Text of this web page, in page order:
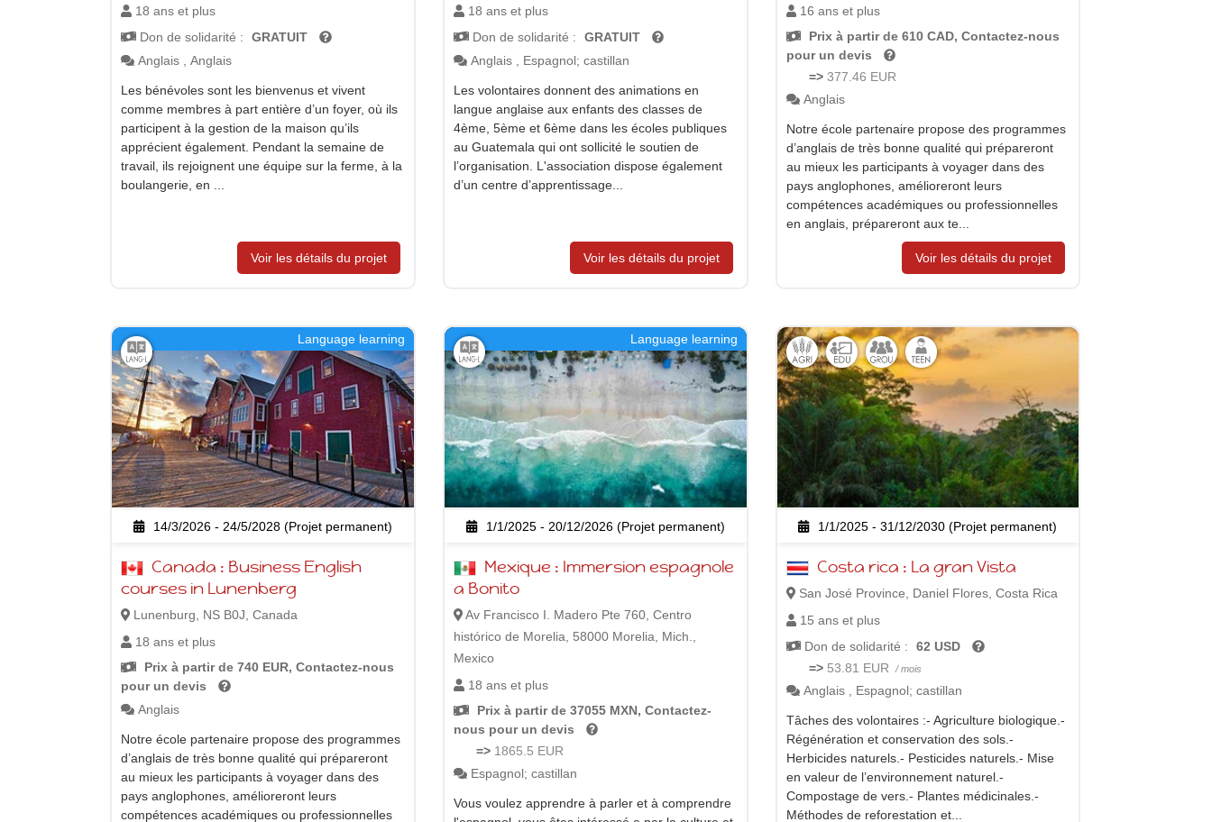
18 ans et plus
Don de solidarité :
GRATUIT
Anglais ,Anglais
Les bénévoles sont les bienvenus et vivent
comme membres à part entière d’un foyer, où ils
participent à la gestion de la maison qu’ils
apprécient également. Pendant la semaine de
travail, ils rejoignent une équipe sur la ferme, à la
boulangerie, en ...
Voir les détails du projet
18 ans et plus
Don de solidarité :
GRATUIT
Anglais , Espagnol; castillan
Les volontaires donnent des animations en
langue anglaise aux enfants des classes de
4ème, 5ème et 6ème dans les écoles publiques
au Guatemala qui ont sollicité le soutien de
l’organisation. L'association dispose également
d’un centre d’apprentissage...
Voir les détails du projet
16 ans et plus
Prix à partir de 610 CAD, Contactez-nous
pour un devis
=> 377.46 EUR
Anglais
Notre école partenaire propose des programmes
d’anglais de très bonne qualité qui prépareront
au mieux les participants à voyager dans des
pays anglophones, amélioreront leurs
compétences académiques ou professionnelles
en anglais, prépareront aux te...
Voir les détails du projet
Language learning
14/3/2026 - 24/5/2028 (Projet permanent)
Canada : Business English
courses in Lunenberg
Lunenburg, NS B0J, Canada
18 ans et plus
Prix à partir de 740 EUR, Contactez-nous
pour un devis
Anglais
Notre école partenaire propose des programmes
d’anglais de très bonne qualité qui prépareront
au mieux les participants à voyager dans des
pays anglophones, amélioreront leurs
compétences académiques ou professionnelles
Language learning
1/1/2025 - 20/12/2026 (Projet permanent)
a Bonito
Av Francisco I. Madero Pte 760, Centro
histórico de Morelia, 58000 Morelia, Mich.,
Mexico
18 ans et plus
Prix à partir de 37055 MXN, Contactez-
nous pour un devis
=> 1865.5 EUR
Espagnol; castillan
Vous voulez apprendre à parler et à comprendre
1/1/2025 - 31/12/2030 (Projet permanent)
Costa rica : La gran Vista
San José Province, Daniel Flores, Costa Rica
15 ans et plus
Don de solidarité :
62 USD
=> 53.81 EUR / mois
Anglais, Espagnol; castillan
Tâches des volontaires :- Agriculture biologique.-
Régénération et conservation des sols.-
Herbicides naturels.- Pesticides naturels.- Mise
en valeur de l’environnement naturel.-
Compostage de vers.- Plantes médicinales.-
Méthodes de reforestation et...